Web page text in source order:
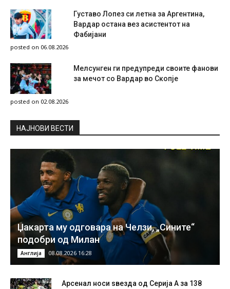
Густаво Лопез си летна за Аргентина,
Вардар остана вез асистентот на
Фабијани
posted on 06.08.2026
Мелсунген ги предупреди своите фанови
за мечот со Вардар во Скопје
posted on 02.08.2026
НAЈНОВИ ВЕСТИ
Џакарта му одговара на Челзи, „Сините“
подобри од Милан
Англија 08.08.2026 16:28
Арсенал носи ѕвезда од Серија А за 138